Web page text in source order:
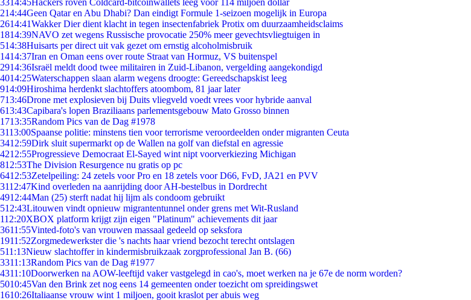
3314:45Hackers roven Coldcard-bitcoinwallets leeg voor 114 miljoen dollar
214:44Geen Qatar en Abu Dhabi? Dan eindigt Formule 1-seizoen mogelijk in Europa
2614:41Wakker Dier dient klacht in tegen insectenfabriek Protix om duurzaamheidsclaims
1814:39NAVO zet wegens Russische provocatie 250% meer gevechtsvliegtuigen in
514:38Huisarts per direct uit vak gezet om ernstig alcoholmisbruik
1414:37Iran en Oman eens over route Straat van Hormuz, VS buitenspel
2914:36Israël meldt dood twee militairen in Zuid-Libanon, vergelding aangekondigd
4014:25Waterschappen slaan alarm wegens droogte: Gereedschapskist leeg
914:09Hiroshima herdenkt slachtoffers atoombom, 81 jaar later
713:46Drone met explosieven bij Duits vliegveld voedt vrees voor hybride aanval
613:43Capibara's lopen Braziliaans parlementsgebouw Mato Grosso binnen
1713:35Random Pics van de Dag #1978
3113:00Spaanse politie: minstens tien voor terrorisme veroordeelden onder migranten Ceuta
3412:59Dirk sluit supermarkt op de Wallen na golf van diefstal en agressie
4212:55Progressieve Democraat El-Sayed wint nipt voorverkiezing Michigan
812:53The Division Resurgence nu gratis op pc
6412:53Zetelpeiling: 24 zetels voor Pro en 18 zetels voor D66, FvD, JA21 en PVV
3112:47Kind overleden na aanrijding door AH-bestelbus in Dordrecht
4912:44Man (25) sterft nadat hij lijm als condoom gebruikt
512:43Litouwen vindt opnieuw migrantentunnel onder grens met Wit-Rusland
112:20XBOX platform krijgt zijn eigen "Platinum" achievements dit jaar
3611:55Vinted-foto's van vrouwen massaal gedeeld op seksfora
1911:52Zorgmedewerkster die 's nachts haar vriend bezocht terecht ontslagen
511:13Nieuw slachtoffer in kindermisbruikzaak zorgprofessional Jan B. (66)
3311:13Random Pics van de Dag #1977
4311:10Doorwerken na AOW-leeftijd vaker vastgelegd in cao's, moet werken na je 67e de norm worden?
5010:45Van den Brink zet nog eens 14 gemeenten onder toezicht om spreidingswet
1610:26Italiaanse vrouw wint 1 miljoen, gooit kraslot per abuis weg